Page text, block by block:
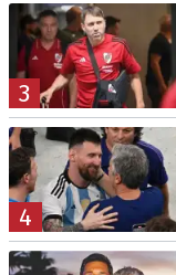
3
4